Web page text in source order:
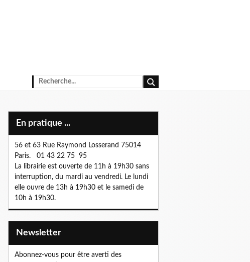
En pratique ...
56 et 63 Rue Raymond Losserand 75014
Paris. 01 43 22 75 95
La librairie est ouverte de 11h à 19h30 sans
interruption, du mardi au vendredi. Le lundi
elle ouvre de 13h à 19h30 et le samedi de
10h à 19h30.
Newsletter
Abonnez-vous pour être averti des